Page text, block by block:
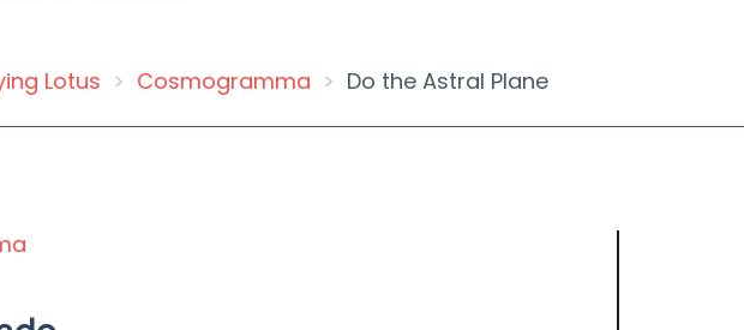
Lotus Cosmogramma Do the Astral Plane